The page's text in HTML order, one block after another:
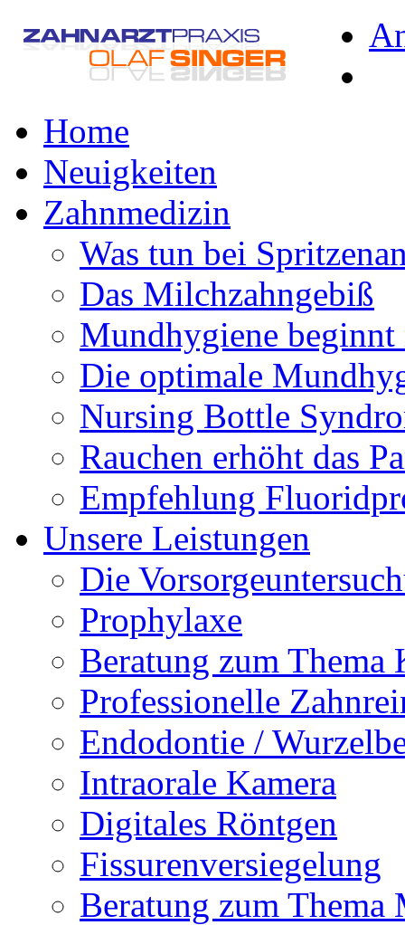
Home
Neuigkeiten
Zahnmedizin
Was tun bei
Das Milchzahngebiß
Mundhygiene beginnt
Die optimale
Nursing Bottle
Rauchen erhöht das
Empfehlung
Unsere Leistungen
Die
Prophylaxe
Beratung zum Thema
Professionelle
Endodontie /
Intraorale Kamera
Digitales Röntgen
Fissurenversiegelung
Beratung zum Thema